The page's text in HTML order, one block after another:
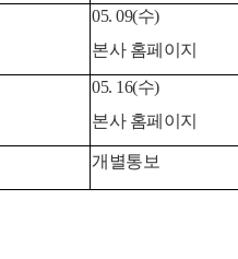
05. 09(수)
본사 홈페이지
05. 16(수)
본사 홈페이지
개별통보